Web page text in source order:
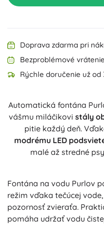
Doprava zdarma pri
Bezproblémové
Rýchle doručenie už od
Automatická fontána
vášmu miláčikovi stály
pitie každý deň.
modrému LED
malé až stredné
Fontána na vodu Purlov
režim vďaka tečúcej
pozornosť zvieraťa.
pomáha udržať vodu